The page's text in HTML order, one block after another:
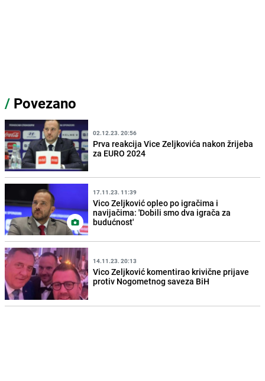
/ Povezano
02.12.23. 20:56
Prva reakcija Vice Zeljkovića nakon žrijeba
za EURO 2024
17.11.23. 11:39
Vico Zeljković opleo po igračima i
navijačima: 'Dobili smo dva igrača za
budućnost'
14.11.23. 20:13
Vico Zeljković komentirao krivične prijave
protiv Nogometnog saveza BiH